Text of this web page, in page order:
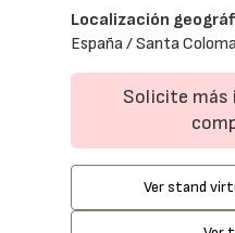
Localización
España / Santa
Solicite más
Ver stand